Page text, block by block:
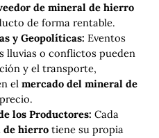
de mineral de hierro
de forma rentable.
y Geopolíticas: Eventos
lluvias o conflictos pueden
y el transporte,
el mercado del mineral de
los Productores: Cada
de hierro tiene su propia